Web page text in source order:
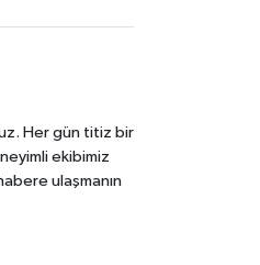
Her gün titiz bir
ekibimiz
ulaşmanın